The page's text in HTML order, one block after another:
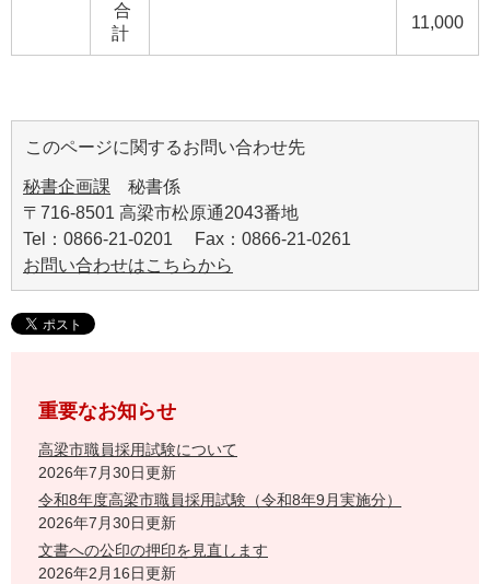
合
計
11,000
このページに関するお問い合わせ先
秘書企画課 秘書係
〒716-8501 高梁市松原通2043番地
Tel：0866-21-0201 Fax：0866-21-0261
お問い合わせはこちらから
重要なお知らせ
高梁市職員採用試験について
2026年7月30日更新
令和8年度高梁市職員採用試験（令和8年9月実施分）
2026年7月30日更新
文書への公印の押印を見直します
2026年2月16日更新